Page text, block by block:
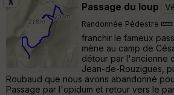
Passage du loup
Randonnée Pédestre
franchir le fameux
mène au camp de
détour par l'ancienne
Jean-de-Rouzigues,
Roubaud que nous avons abandonné
Passage par l'opidum et retour vers le